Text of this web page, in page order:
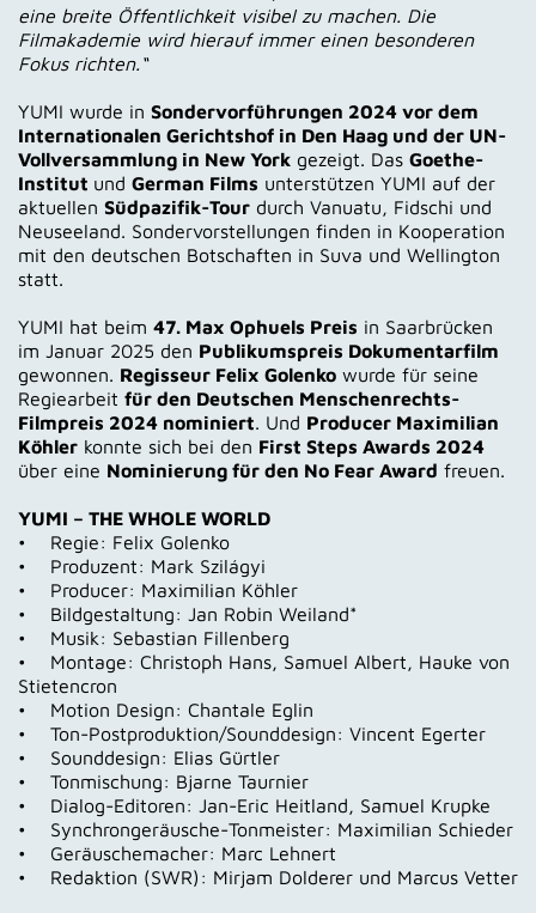
eine breite Öffentlichkeit visibel zu machen. Die
Filmakademie wird hierauf immer einen besonderen
Fokus richten.“
YUMI wurde in Sondervorführungen 2024 vor dem
Internationalen Gerichtshof in Den Haag und der UN-
Vollversammlung in New York gezeigt. Das Goethe-
Institut und German Films unterstützen YUMI auf der
aktuellen Südpazifik-Tour durch Vanuatu, Fidschi und
Neuseeland. Sondervorstellungen finden in Kooperation
mit den deutschen Botschaften in Suva und Wellington
statt.
YUMI hat beim 47. Max Ophuels Preis in Saarbrücken
im Januar 2025 den Publikumspreis Dokumentarfilm
gewonnen. Regisseur Felix Golenko wurde für seine
Regiearbeit für den Deutschen Menschenrechts-
Filmpreis 2024 nominiert. Und Producer Maximilian
Köhler konnte sich bei den First Steps Awards 2024
über eine Nominierung für den No Fear Award freuen.
YUMI – THE WHOLE WORLD
• Regie: Felix Golenko
• Produzent: Mark Szilágyi
• Producer: Maximilian Köhler
• Bildgestaltung: Jan Robin Weiland*
• Musik: Sebastian Fillenberg
• Montage: Christoph Hans, Samuel Albert, Hauke von
Stietencron
• Motion Design: Chantale Eglin
• Ton-Postproduktion/Sounddesign: Vincent Egerter
• Sounddesign: Elias Gürtler
• Tonmischung: Bjarne Taurnier
• Dialog-Editoren: Jan-Eric Heitland, Samuel Krupke
• Synchrongeräusche-Tonmeister: Maximilian Schieder
• Geräuschemacher: Marc Lehnert
• Redaktion (SWR): Mirjam Dolderer und Marcus Vetter